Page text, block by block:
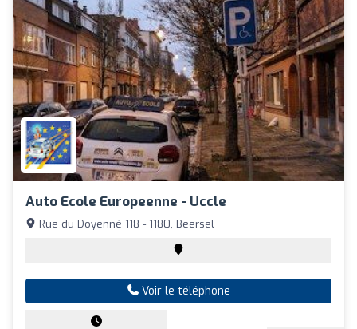
Auto Ecole Europeenne - Uccle
Rue du Doyenné 118 - 1180, Beersel
Voir le téléphone